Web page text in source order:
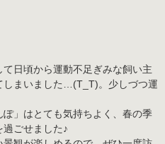
日頃から運動不足ぎみな飼い主
しまいました…(T_T)。少しづつ運
」はとても気持ちよく、春の季
ごせました♪